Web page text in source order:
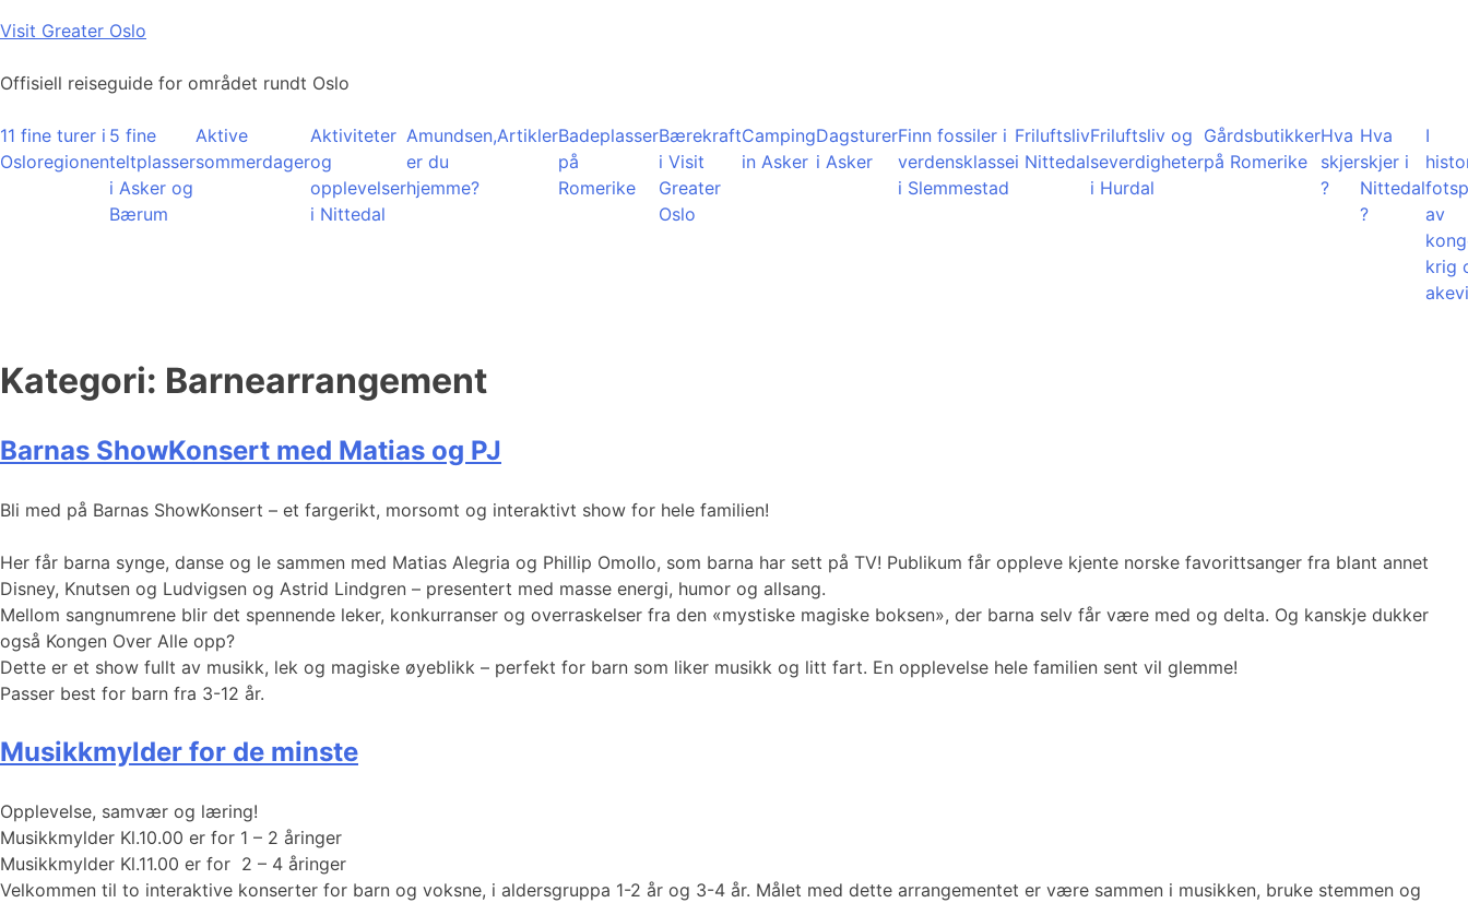
Skip
content
Visit Greater Oslo
Offisiell reiseguide for området rundt Oslo
11 fine turer i
Osloregionen
5 fine
teltplasser
i Asker og
Bærum
Aktive
sommerdager
Aktiviteter
og
opplevelser
i Nittedal
Amundsen,
er du
hjemme?
ArtiklerBadeplasser
på
Romerike
Bærekraft
i Visit
Greater
Oslo
Camping
in Asker
Dagsturer
i Asker
Finn fossiler i
verdensklasse
i Slemmestad
Friluftsliv
i Nittedal
Friluftsliv og
severdigheter
i Hurdal
Gårdsbutikker
på Romerike
Hva
skjer
?
Hva
skjer i
Nittedal
?
I
av
krig
Kategori: Barnearrangement
Barnas ShowKonsert med Matias og PJ
Bli med på Barnas ShowKonsert – et fargerikt, morsomt og interaktivt show for hele familien!
Her får barna synge, danse og le sammen med Matias Alegria og Phillip Omollo, som barna har sett på TV! Publikum får oppleve kjente norske favorittsanger fra blant annet
Disney, Knutsen og Ludvigsen og Astrid Lindgren – presentert med masse energi, humor og allsang.
Mellom sangnumrene blir det spennende leker, konkurranser og overraskelser fra den «mystiske magiske boksen», der barna selv får være med og delta. Og kanskje dukker
også Kongen Over Alle opp?
Dette er et show fullt av musikk, lek og magiske øyeblikk – perfekt for barn som liker musikk og litt fart. En opplevelse hele familien sent vil glemme!
Passer best for barn fra 3-12 år.
Musikkmylder for de minste
Opplevelse, samvær og læring!
Musikkmylder Kl.10.00 er for 1 – 2 åringer
Musikkmylder Kl.11.00 er for 2 – 4 åringer
Velkommen til to interaktive konserter for barn og voksne, i aldersgruppa 1-2 år og 3-4 år. Målet med dette arrangementet er være sammen i musikken, bruke stemmen og